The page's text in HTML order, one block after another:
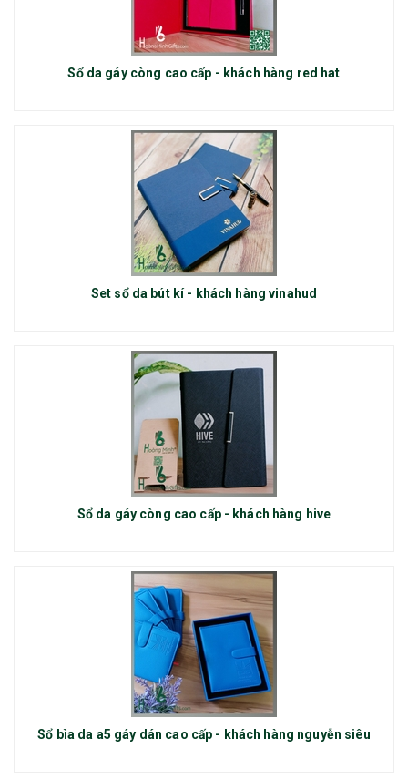
Sổ da gáy còng cao cấp - khách hàng red hat
Set sổ da bút kí - khách hàng vinahud
Sổ da gáy còng cao cấp - khách hàng hive
Sổ bìa da a5 gáy dán cao cấp - khách hàng nguyễn siêu